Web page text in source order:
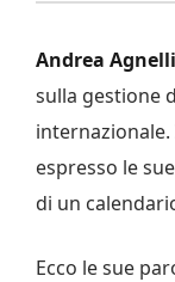
Andrea Agnelli
sulla gestione
internazionale.
espresso le
di un
Ecco le sue